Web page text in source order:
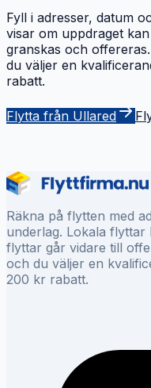
Fyll i adresser, datum
visar om uppdraget
granskas och
du väljer en
rabatt.
Flytta från Ullared
Räkna på flytten med
underlag. Lokala
flyttar går vidare till
och du väljer en
200 kr rabatt.